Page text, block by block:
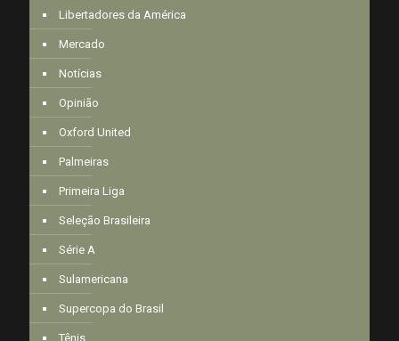
Libertadores da América
Mercado
Notícias
Opinião
Oxford United
Palmeiras
Primeira Liga
Seleção Brasileira
Série A
Sulamericana
Supercopa do Brasil
Tênis